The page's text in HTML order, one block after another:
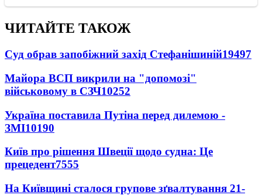
ЧИТАЙТЕ ТАКОЖ
Суд обрав запобіжний захід Стефанішиній19497
Майора ВСП викрили на "допомозі"
військовому в СЗЧ10252
Україна поставила Путіна перед дилемою -
ЗМІ10190
Київ про рішення Швеції щодо судна: Це
прецедент7555
На Київщині сталося групове зґвалтування 21-